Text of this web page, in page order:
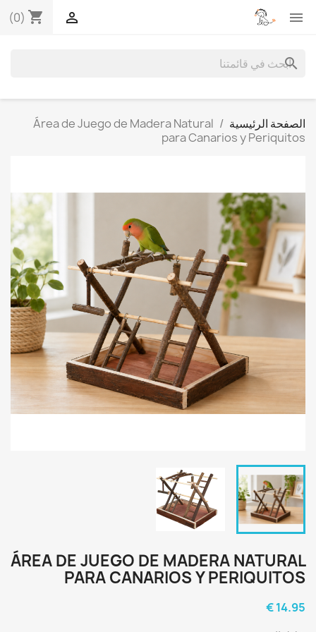

shopping_cart
(0) 
search
الصفحة الرئيسية
Área de Juego de Madera Natural
para Canarios y Periquitos
ÁREA DE JUEGO DE MADERA NATURAL
PARA CANARIOS Y PERIQUITOS
14.95 €